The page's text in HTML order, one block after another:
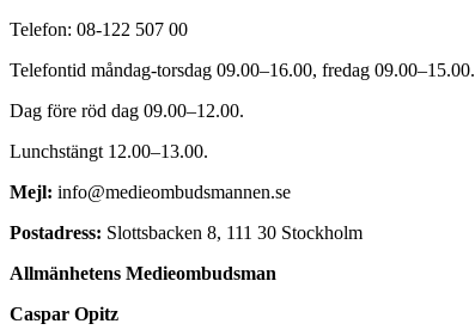
Telefon: 08-122 507 00
Telefontid måndag-torsdag 09.00–16.00, fredag 09.00–15.00.
Dag före röd dag 09.00–12.00.
Lunchstängt 12.00–13.00.
Mejl: info@medieombudsmannen.se
Postadress: Slottsbacken 8, 111 30 Stockholm
Allmänhetens Medieombudsman
Caspar Opitz